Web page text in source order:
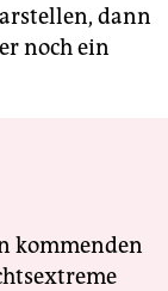
dann
noch ein
kommenden